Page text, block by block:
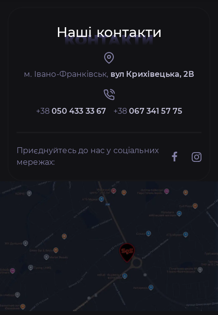
Наші контакти
КОНТАКТИ
м. Івано-Франківськ, вул Крихівецька, 2В
+38050 433 33 67 +38067 341 57 75
Приєднуйтесь до нас у соціальних
мережах: